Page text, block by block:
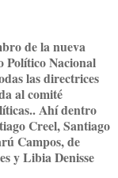
de la nueva
Político Nacional
las directrices
al comité
Ahí dentro
Creel, Santiago
Campos, de
y Libia Denisse